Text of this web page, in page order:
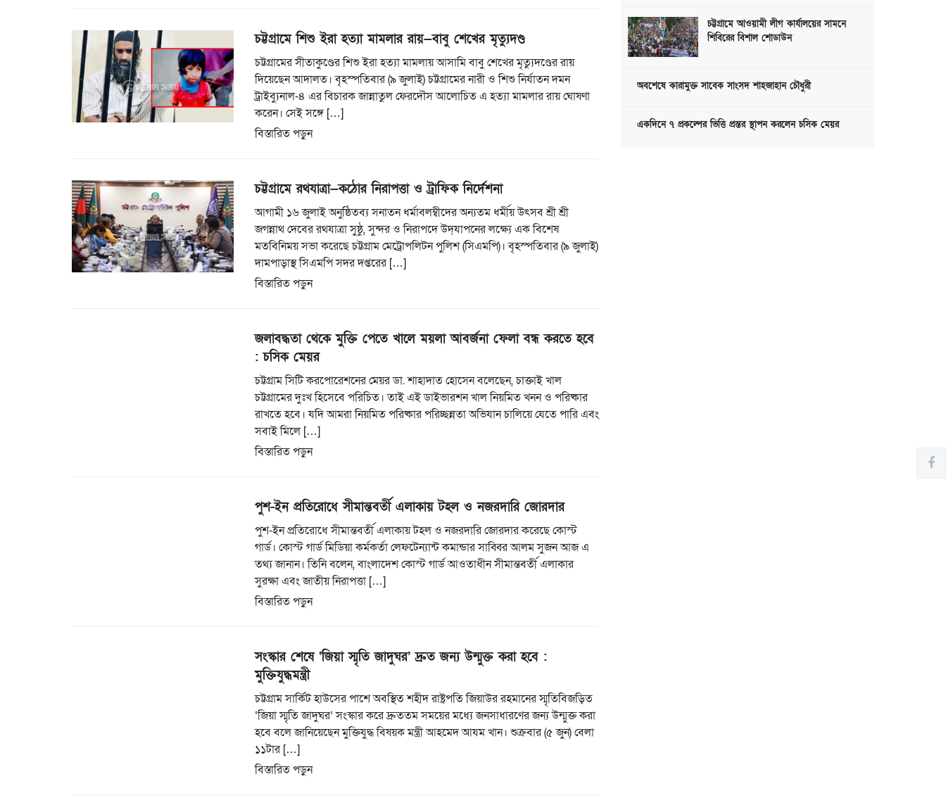
চট্টগ্রামে শিশু ইরা হত্যা মামলার রায়—বাবু শেখের মৃত্যুদণ্ড
চট্টগ্রামের সীতাকুণ্ডের শিশু ইরা হত্যা মামলায় আসামি বাবু শেখের মৃত্যুদণ্ডের রায়
দিয়েছেন আদালত। বৃহস্পতিবার (৯ জুলাই) চট্টগ্রামের নারী ও শিশু নির্যাতন দমন
ট্রাইব্যুনাল-৪ এর বিচারক জান্নাতুল ফেরদৌস আলোচিত এ হত্যা মামলার রায় ঘোষণা
করেন। সেই সঙ্গে […]
বিস্তারিত পড়ুন
চট্টগ্রামে রথযাত্রা—কঠোর নিরাপত্তা ও ট্রাফিক নির্দেশনা
আগামী ১৬ জুলাই অনুষ্ঠিতব্য সনাতন ধর্মাবলম্বীদের অন্যতম ধর্মীয় উৎসব শ্রী শ্রী
জগন্নাথ দেবের রথযাত্রা সুষ্ঠু, সুন্দর ও নিরাপদে উদ্‌যাপনের লক্ষ্যে এক বিশেষ
মতবিনিময় সভা করেছে চট্টগ্রাম মেট্রোপলিটন পুলিশ (সিএমপি)। বৃহস্পতিবার (৯ জুলাই)
দামপাড়াস্থ সিএমপি সদর দপ্তরের […]
বিস্তারিত পড়ুন
জলাবদ্ধতা থেকে মুক্তি পেতে খালে ময়লা আবর্জনা ফেলা বন্ধ করতে হবে
: চসিক মেয়র
চট্টগ্রাম সিটি করপোরেশনের মেয়র ডা. শাহাদাত হোসেন বলেছেন, চাক্তাই খাল
চট্টগ্রামের দুঃখ হিসেবে পরিচিত। তাই এই ডাইভারশন খাল নিয়মিত খনন ও পরিষ্কার
রাখতে হবে। যদি আমরা নিয়মিত পরিষ্কার পরিচ্ছন্নতা অভিযান চালিয়ে যেতে পারি এবং
সবাই মিলে […]
বিস্তারিত পড়ুন
পুশ-ইন প্রতিরোধে সীমান্তবর্তী এলাকায় টহল ও নজরদারি জোরদার
পুশ-ইন প্রতিরোধে সীমান্তবর্তী এলাকায় টহল ও নজরদারি জোরদার করেছে কোস্ট
গার্ড। কোস্ট গার্ড মিডিয়া কর্মকর্তা লেফটেন্যান্ট কমান্ডার সাব্বির আলম সুজন আজ এ
তথ্য জানান। তিনি বলেন, বাংলাদেশ কোস্ট গার্ড আওতাধীন সীমান্তবর্তী এলাকার
সুরক্ষা এবং জাতীয় নিরাপত্তা […]
বিস্তারিত পড়ুন
সংস্কার শেষে ‘জিয়া স্মৃতি জাদুঘর’ দ্রুত জন্য উন্মুক্ত করা হবে :
মুক্তিযুদ্ধমন্ত্রী
চট্টগ্রাম সার্কিট হাউসের পাশে অবস্থিত শহীদ রাষ্ট্রপতি জিয়াউর রহমানের স্মৃতিবিজড়িত
‘জিয়া স্মৃতি জাদুঘর’ সংস্কার করে দ্রুততম সময়ের মধ্যে জনসাধারণের জন্য উন্মুক্ত করা
হবে বলে জানিয়েছেন মুক্তিযুদ্ধ বিষয়ক মন্ত্রী আহমেদ আযম খান। শুক্রবার (৫ জুন) বেলা
১১টার […]
বিস্তারিত পড়ুন
চট্টগ্রামে আওয়ামী লীগ কার্যালয়ের সামনে
শিবিরের বিশাল শোডাউন
অবশেষে কারামুক্ত সাবেক সাংসদ শাহজাহান চৌধুরী
একদিনে ৭ প্রকল্পের ভিত্তি প্রস্তর স্থাপন করলেন চসিক মেয়র